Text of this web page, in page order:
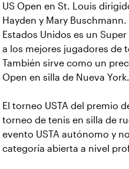
US Open en St. Louis
Hayden y Mary
Estados Unidos es un
a los mejores jugadores de
También sirve como un
Open en silla de Nueva York.
El torneo USTA del premio
torneo de tenis en silla de
evento USTA autónomo y
categoría abierta a nivel